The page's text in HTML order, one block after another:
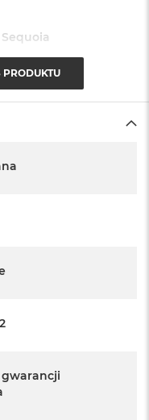
gwarancję
punkcie
uzyskają Państwo
gwarancji